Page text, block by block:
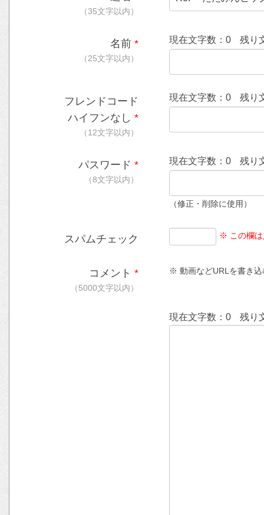
（35文字以内）
名前 *
（25文字以内）
現在文字数：0 残り
フレンドコード
ハイフンなし *
（12文字以内）
現在文字数：0 残り
パスワード *
（8文字以内）
現在文字数：0 残り
（修正・削除に使用）
スパムチェック ※ この欄は
コメント *
（5000文字以内）
※ 動画などURLを書き
現在文字数：0 残り